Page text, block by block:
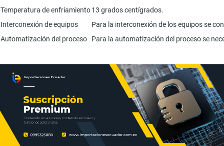
Temperatura de enfriamiento13 grados centígrados.
Interconexión de equipos
Para la interconexión de los equipos se
Automatización del proceso
Para la automatización del proceso se